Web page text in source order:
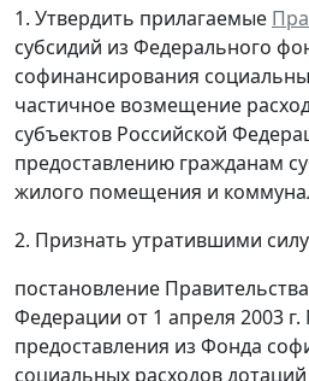
1. Утвердить прилагаемые
субсидий из Федерального
софинансирования
частичное возмещение
субъектов Российской
предоставлению гражданам
жилого помещения и
2. Признать утратившими
постановление
Федерации от 1 апреля 2003
предоставления из Фонда
социальных расходов